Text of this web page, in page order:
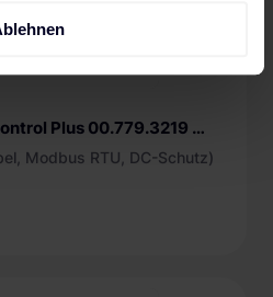
Heidelberg Energy Control Plus 00.779.3219 Wallbox B-Ware
Modbus RTU, DC-Schutz)